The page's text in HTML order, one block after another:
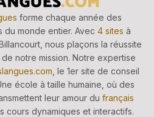
forme chaque année des
du monde entier. Avec 4 sites à
nous plaçons la réussite
notre mission. Notre expertise
, le 1er site de conseil
école à taille humaine, où des
leur amour du français
cours dynamiques et interactifs.